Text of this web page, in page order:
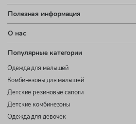
Полезная информация
О нас
Популярные категории
Одежда для малышей
Комбинезоны для малышей
Детские резиновые сапоги
Детские комбинезоны
Одежда для девочек